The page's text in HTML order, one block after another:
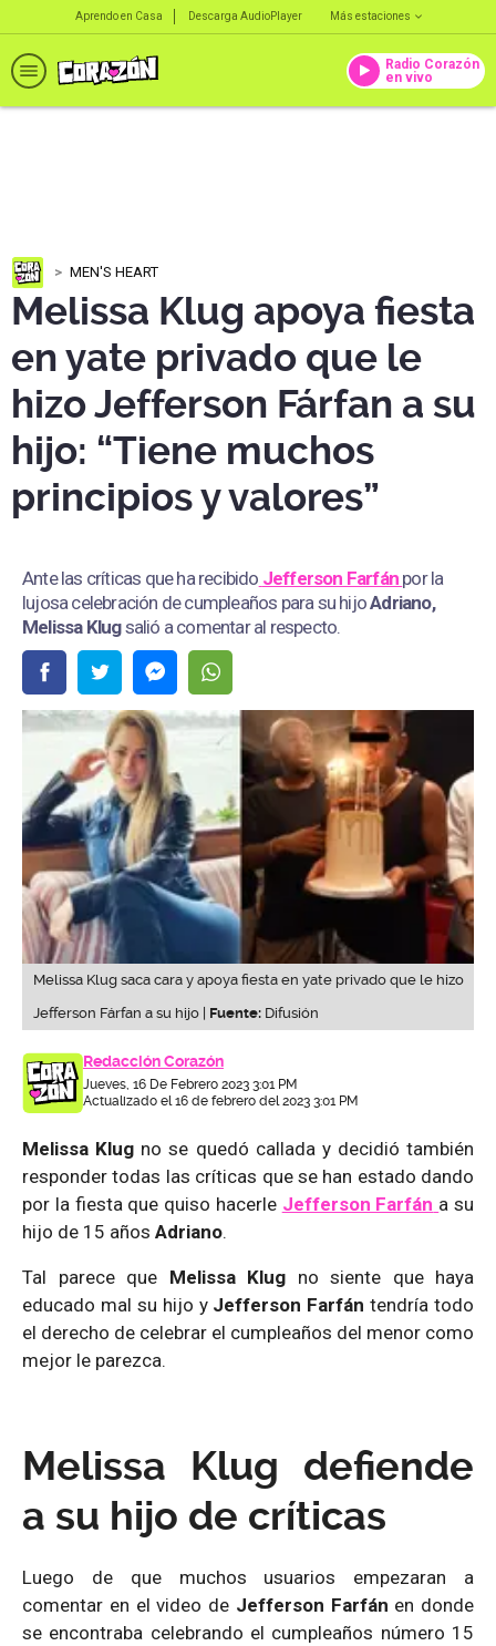
Aprendo en Casa Descarga AudioPlayer Más estaciones
Radio Corazón
en vivo
MEN'S HEART
Melissa Klug apoya fiesta
en yate privado que le
hizo Jefferson Fárfan a su
hijo: “Tiene muchos
principios y valores”
Ante las críticas que ha recibido Jefferson Farfán por la
lujosa celebración de cumpleaños para su hijoAdriano,
Melissa Klugsalió a comentar al respecto.
Melissa Klug saca cara y apoya fiesta en yate privado que le hizo
Jefferson Fárfan a su hijo | Fuente: Difusión
Redacción Corazón
Jueves, 16 De Febrero 2023 3:01 PM
Actualizado el 16 de febrero del 2023 3:01 PM
Melissa Klug no se quedó callada y decidió también
responder todas las críticas que se han estado dando
por la fiesta que quiso hacerle Jefferson Farfán a su
hijo de 15 años Adriano.
Tal parece que Melissa Klug no siente que haya
educado mal su hijo y Jefferson Farfán tendría todo
el derecho de celebrar el cumpleaños del menor como
mejor le parezca.
Melissa Klug defiende
a su hijo de críticas
Luego de que muchos usuarios empezaran a
comentar en el video de Jefferson Farfán en donde
se encontraba celebrando el cumpleaños número 15